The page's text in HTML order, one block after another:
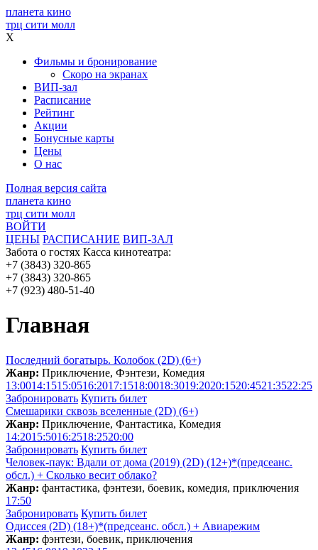
планета кино
трц сити молл
X
Фильмы и бронирование
Скоро на экранах
ВИП-зал
Расписание
Рейтинг
Акции
Бонусные карты
Цены
О нас
Полная версия сайта
планета кино
трц сити молл
ВОЙТИ
ЦЕНЫ РАСПИСАНИЕ ВИП-ЗАЛ
Забота о гостях Касса кинотеатра:
+7 (3843) 320-865
+7 (3843) 320-865
+7 (923) 480-51-40
Главная
Последний богатырь. Колобок (2D) (6+)
Жанр: Приключение, Фэнтези, Комедия
13:0014:1515:0516:2017:1518:0018:3019:2020:1520:4521:3522:25
Забронировать Купить билет
Смешарики сквозь вселенные (2D) (6+)
Жанр: Приключение, Фантастика, Комедия
14:2015:5016:2518:2520:00
Забронировать Купить билет
Человек-паук: Вдали от дома (2019) (2D) (12+)*(предсеанс.
обсл.) + Сколько весит облакo?
Жанр: фантастика, фэнтези, боевик, комедия, приключения
17:50
Забронировать Купить билет
Одиссея (2D) (18+)*(предсеанс. обсл.) + Aвиарежим
Жанр: фэнтези, боевик, приключения